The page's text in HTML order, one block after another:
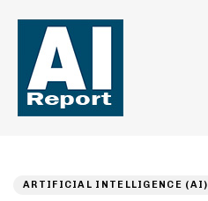
ARTIFICIAL INTELLIGENCE (AI)